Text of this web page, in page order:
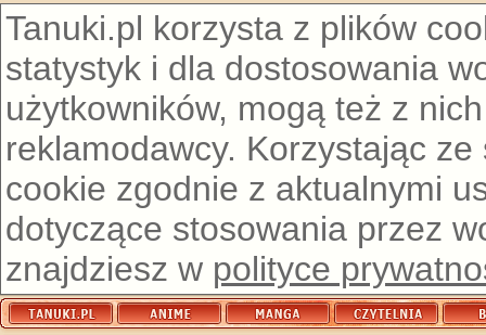
Tanuki.pl korzysta z plików
statystyk i dla dostosowania
użytkowników, mogą też z
reklamodawcy. Korzystając
cookie zgodnie z aktualnymi
dotyczące stosowania przez
znajdziesz w polityce